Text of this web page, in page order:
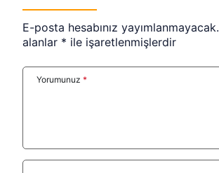
E-posta hesabınız yayımlanmayacak.
alanlar * ile işaretlenmişlerdir
Yorumunuz *